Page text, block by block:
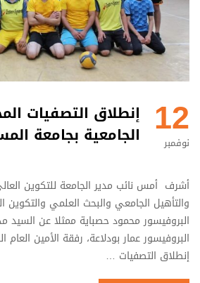
12
نوفمبر
إنطلاق التصفيات
الجامعية بجامعة
أشرف أمس نائب مدير الجامعة للتكوين
والتأهيل الجامعي والبحث العلمي والتكوين
البروفيسور محمود حصباية ممثلا عن السيد
البروفيسور عمار بودلاعة، رفقة الأمين
إنطلاق التصفيات …